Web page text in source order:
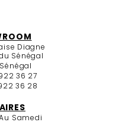
Diagne
Sénégal
36 27
36 28
Samedi